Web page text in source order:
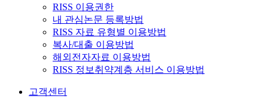
RISS 이용권한
내 관심논문 등록방법
RISS 자료 유형별 이용방법
복사/대출 이용방법
해외전자자료 이용방법
RISS 정보취약계층 서비스 이용방법
고객센터